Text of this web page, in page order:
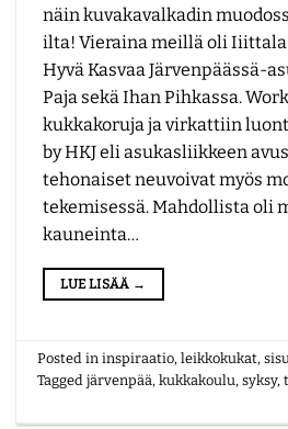
näin kuvakavalkadin
ilta! Vieraina meillä oli Iiittala
Hyvä Kasvaa Järvenpäässä-
Paja sekä Ihan Pihkassa.
kukkakoruja ja virkattiin
by HKJ eli asukasliikkeen
tehonaiset neuvoivat myös
tekemisessä. Mahdollista oli
kauneinta…
LUE LISÄÄ →
Posted ininspiraatio,leikkokukat,
Taggedjärvenpää,kukkakoulu,syksy,